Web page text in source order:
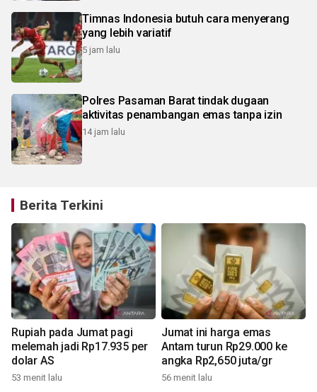
Timnas Indonesia butuh cara menyerang
yang lebih variatif
5 jam lalu
Polres Pasaman Barat tindak dugaan
aktivitas penambangan emas tanpa izin
14 jam lalu
Berita Terkini
Rupiah pada Jumat pagi
melemah jadi Rp17.935 per
dolar AS
53 menit lalu
Jumat ini harga emas
Antam turun Rp29.000 ke
angka Rp2,650 juta/gr
56 menit lalu